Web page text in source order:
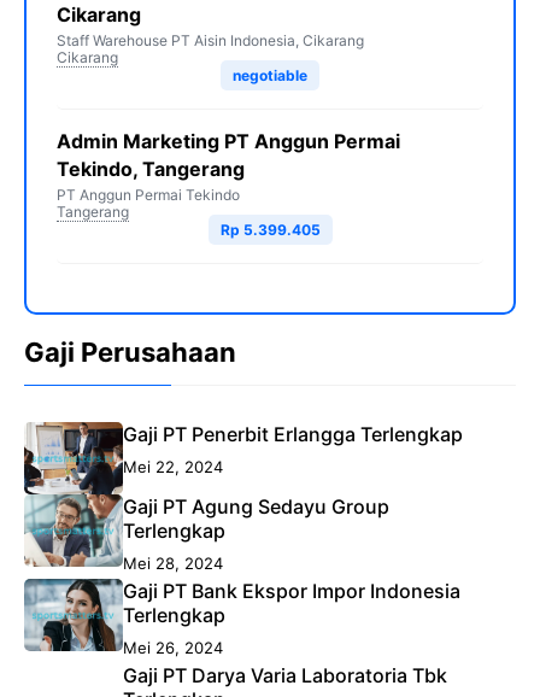
Cikarang
Staff Warehouse PT Aisin Indonesia, Cikarang
Cikarang
negotiable
Admin Marketing PT Anggun Permai
Tekindo, Tangerang
PT Anggun Permai Tekindo
Tangerang
Rp 5.399.405
Gaji Perusahaan
Gaji PT Penerbit Erlangga Terlengkap
Mei 22, 2024
Gaji PT Agung Sedayu Group
Terlengkap
Mei 28, 2024
Gaji PT Bank Ekspor Impor Indonesia
Terlengkap
Mei 26, 2024
Gaji PT Darya Varia Laboratoria Tbk